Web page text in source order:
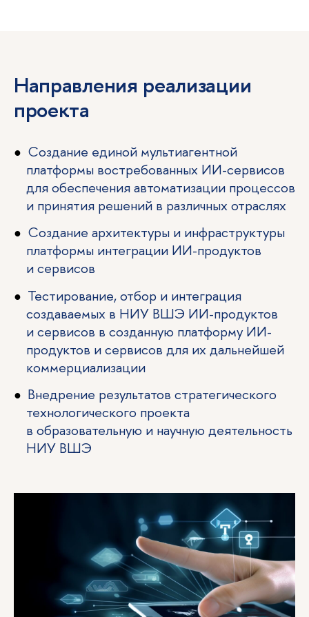
Направления реализации
проекта
Создание единой мультиагентной
платформы востребованных ИИ-сервисов
для обеспечения автоматизации процессов
и принятия решений в различных отраслях
Создание архитектуры и инфраструктуры
платформы интеграции ИИ-продуктов
и сервисов
Тестирование, отбор и интеграция
создаваемых в НИУ ВШЭ ИИ-продуктов
и сервисов в созданную платформу ИИ-
продуктов и сервисов для их дальнейшей
коммерциализации
Внедрение результатов стратегического
технологического проекта
в образовательную и научную деятельность
НИУ ВШЭ